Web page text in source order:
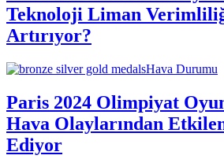
Teknoloji Liman
Artırıyor?
Hava Durumu
Paris 2024 Olimpiyat
Hava Olaylarından
Ediyor